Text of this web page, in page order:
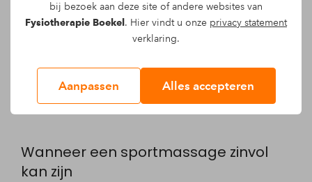
bij bezoek aan deze site of andere websites van
Fysiotherapie Boekel . Hier vindt u onze privacy statement
verklaring.
Aanpassen Alles accepteren
kunnen je spieren strak en vermoeid
aanvoelen. Dan is het logisch dat je zoekt op
sportmassage Boekel. We zien vaak dat
mensen niet alleen minder spanning willen
voelen, maar ook willen weten of massage past
bij hun lichaam en herstel.
Wanneer een sportmassage zinvol
kan zijn